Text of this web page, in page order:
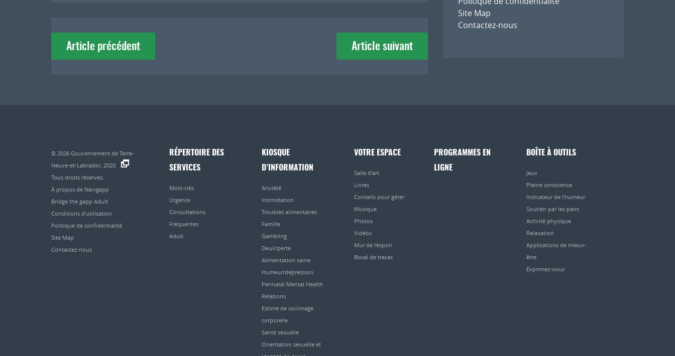
Navigation
deArticle précédent Article suivant
Site Map
Contactez-nous
© 2026 Gouvernement de Terre-
Neuve-et-Labrador, 2020.
Tous droits réservés.
À propos de Navigapp
Bridge the gapp Adult
Conditions d’utilisation
Politique de confidentialité
Site Map
Contactez-nous
RÉPERTOIRE DES
SERVICES
Mots-clés
Urgence
Consultations
Fréquentes
Adult
KIOSQUE
D’INFORMATION
Anxiété
Intimidation
Troubles alimentaires
Famille
Gambling
Deuil/perte
Alimentation saine
Humeur/dépression
Perinatal Mental Health
Relations
Estime de soi/image
corporelle
Santé sexuelle
Orientation sexuelle et
VOTRE ESPACE
Salle d’art
Livres
Conseils pour gérer
Musique
Photos
Vidéos
Mur de l’espoir
Bocal de tracas
PROGRAMMES EN
LIGNE
BOÎTE À OUTILS
Jeux
Pleine conscience
Indicateur de l’humeur
Soutien par les pairs
Activité physique
Relaxation
Applications de mieux-
être
Exprimez-vous